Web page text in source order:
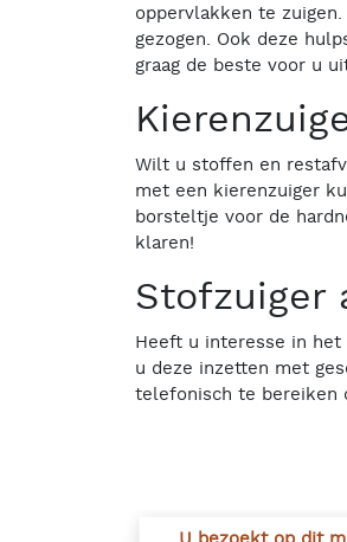
oppervlakken te
gezogen. Ook deze
graag de beste voor u
Wilt u stoffen en
met een kierenzuiger
borsteltje voor de
klaren!
Stofzuiger
Heeft u interesse in
u deze inzetten met
telefonisch te bereiken